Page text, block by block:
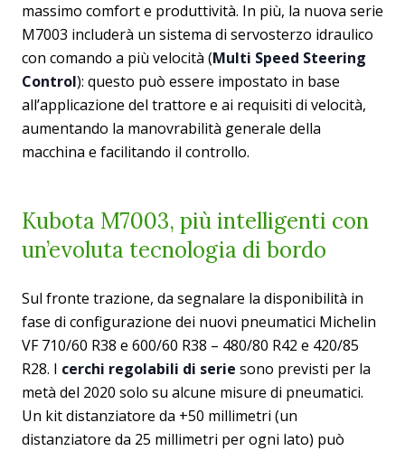
massimo comfort e produttività. In più, la nuova serie
M7003 includerà un sistema di servosterzo idraulico
con comando a più velocità (Multi Speed Steering
Control): questo può essere impostato in base
all’applicazione del trattore e ai requisiti di velocità,
aumentando la manovrabilità generale della
macchina e facilitando il controllo.
Kubota M7003, più intelligenti con
un’evoluta tecnologia di bordo
Sul fronte trazione, da segnalare la disponibilità in
fase di configurazione dei nuovi pneumatici Michelin
VF 710/60 R38 e 600/60 R38 – 480/80 R42 e 420/85
R28. I cerchi regolabili di serie sono previsti per la
metà del 2020 solo su alcune misure di pneumatici.
Un kit distanziatore da +50 millimetri (un
distanziatore da 25 millimetri per ogni lato) può